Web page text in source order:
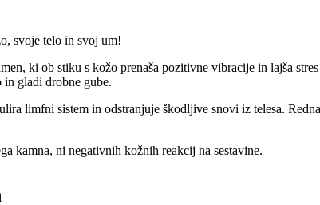
svoje telo in svoj um!
ki ob stiku s kožo prenaša pozitivne vibracije in lajša
gladi drobne gube.
limfni sistem in odstranjuje škodljive snovi iz telesa.
kamna, ni negativnih kožnih reakcij na sestavine.